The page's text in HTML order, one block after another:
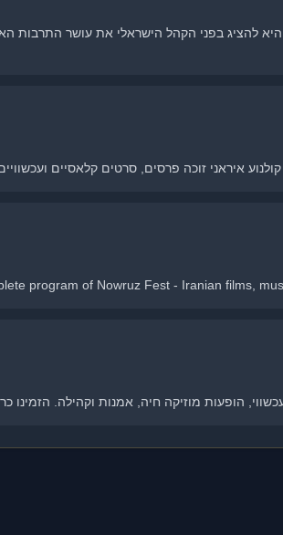
להציג בפני הקהל הישראלי את עושר התרבות
program of Nowruz Fest - Iranian films,